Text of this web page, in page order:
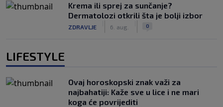
Krema ili sprej za sunčanje?
Dermatolozi otkrili šta je bolji izbor
ZDRAVLJE 6. aug. 0
LIFESTYLE
Ovaj horoskopski znak važi za
najbahatiji: Kaže sve u lice i ne mari
koga će povrijediti